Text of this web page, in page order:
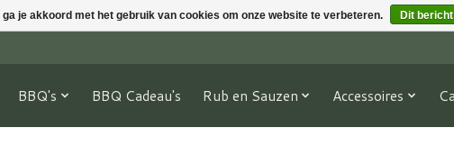
BBQ's BBQ Cadeau's Rub en Sauzen Accessoires
je akkoord met het gebruik van cookies om onze website te verbeteren. Dit